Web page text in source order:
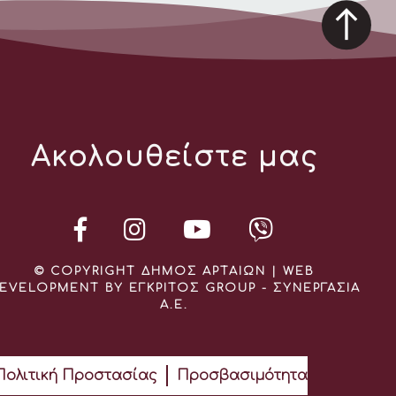
Ακολουθείστε μας
© COPYRIGHT ΔΗΜΟΣ ΑΡΤΑΙΩΝ | WEB
BY ΕΓΚΡΙΤΟΣ GROUP - ΣΥΝΕΡΓΑΣΙΑ
Α.Ε.
Προστασίας Προσβασιμότητα